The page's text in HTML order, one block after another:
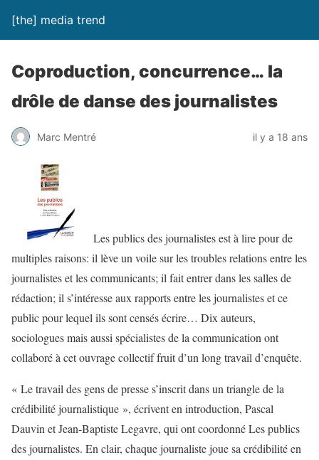
[the] media trend
Coproduction, concurrence… la
drôle de danse des journalistes
Marc Mentré il y a 18 ans
Les publics des journalistesest à lire pour de
multiples raisons: il lève un voile sur les troubles relations entre les
journalistes et les communicants; il fait entrer dans les salles de
rédaction; il s’intéresse aux rapports entre les journalistes et ce
public pour lequel ils sont censés écrire… Dix auteurs,
sociologues mais aussi spécialistes de la communication ont
collaboré à cet ouvrage collectif fruit d’un long travail d’enquête.
« Le travail des gens de presse s’inscrit dans un triangle de la
crédibilité journalistique », écrivent en introduction, Pascal
Dauvin et Jean-Baptiste Legavre, qui ont coordonné Les publics
des journalistes. En clair, chaque journaliste joue sa crédibilité en